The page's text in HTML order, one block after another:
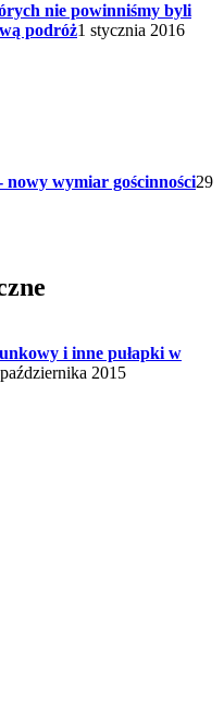
nie powinniśmy byli
podróż1 stycznia 2016
wymiar gościnności29
i inne pułapki w
2015